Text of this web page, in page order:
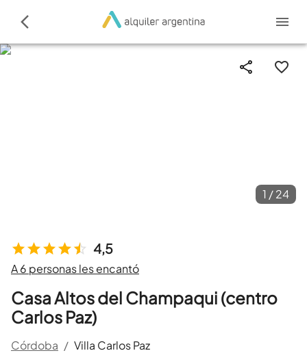
4,5
A 6 personas les encantó
Casa Altos del Champaqui (centro
Carlos Paz)
Córdoba / Villa Carlos Paz
1 /24